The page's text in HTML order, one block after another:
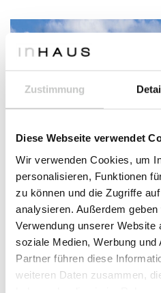
Zustimmung
Diese Webseite verwendet
Wir verwenden Cookies, um
personalisieren, Funktionen
zu können und die Zugriffe
analysieren. Außerdem
Verwendung unserer Website
soziale Medien, Werbung
Partner führen diese
weiteren Daten zusammen,
↑ Maßgefertigtes Modell
Auf einem natürlichen
mediterrane Landschaft